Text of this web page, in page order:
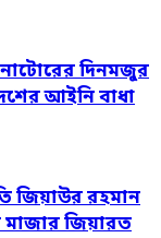
দিনমজুর
আইনি বাধা
জিয়াউর রহমান
মাজার জিয়ারত